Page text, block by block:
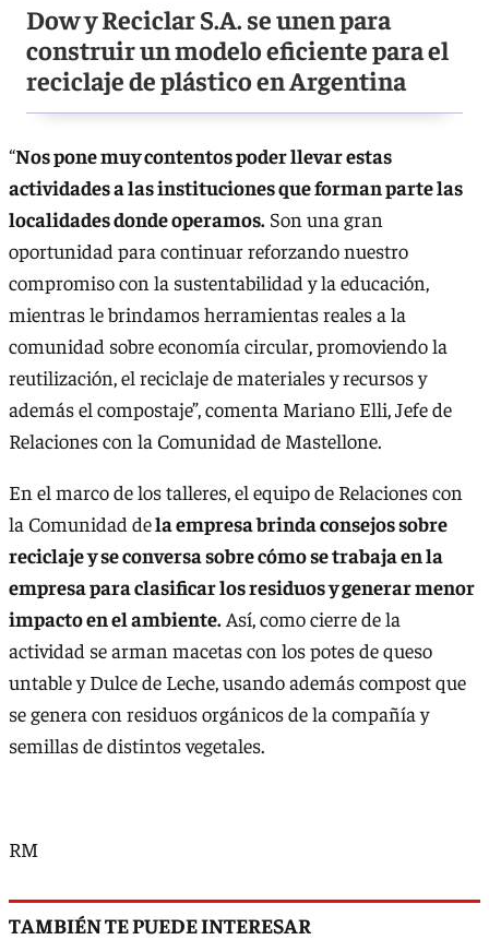
Dow y Reciclar S.A. se unen para
construir un modelo eficiente para el
reciclaje de plástico en Argentina
“Nos pone muy contentos poder llevar estas
actividades a las instituciones que forman parte las
localidades donde operamos. Son una gran
oportunidad para continuar reforzando nuestro
compromiso con la sustentabilidad y la educación,
mientras le brindamos herramientas reales a la
comunidad sobre economía circular, promoviendo la
reutilización, el reciclaje de materiales y recursos y
además el compostaje”, comenta Mariano Elli, Jefe de
Relaciones con la Comunidad de Mastellone.
En el marco de los talleres, el equipo de Relaciones con
la Comunidad dela empresa brinda consejos sobre
reciclaje y se conversa sobre cómo se trabaja en la
empresa para clasificar los residuos y generar menor
impacto en el ambiente. Así, como cierre de la
actividad se arman macetas con los potes de queso
untable y Dulce de Leche, usando además compost que
se genera con residuos orgánicos de la compañía y
semillas de distintos vegetales.
RM
TAMBIÉN TE PUEDE INTERESAR